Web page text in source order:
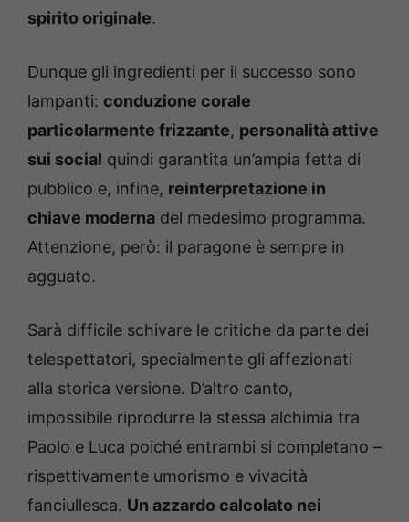
spirito originale.
Dunque gli ingredienti per il successo sono
lampanti: conduzione corale
particolarmente frizzante, personalità attive
sui social quindi garantita un’ampia fetta di
pubblico e, infine, reinterpretazione in
chiave moderna del medesimo programma.
Attenzione, però: il paragone è sempre in
agguato.
Sarà difficile schivare le critiche da parte dei
telespettatori, specialmente gli affezionati
alla storica versione. D’altro canto,
impossibile riprodurre la stessa alchimia tra
Paolo e Luca poiché entrambi si completano –
rispettivamente umorismo e vivacità
fanciullesca. Un azzardo calcolato nei